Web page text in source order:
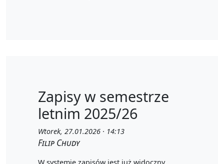
Zapisy w semestrze
letnim 2025/26
Wtorek, 27.01.2026 · 14:13
Filip Chudy